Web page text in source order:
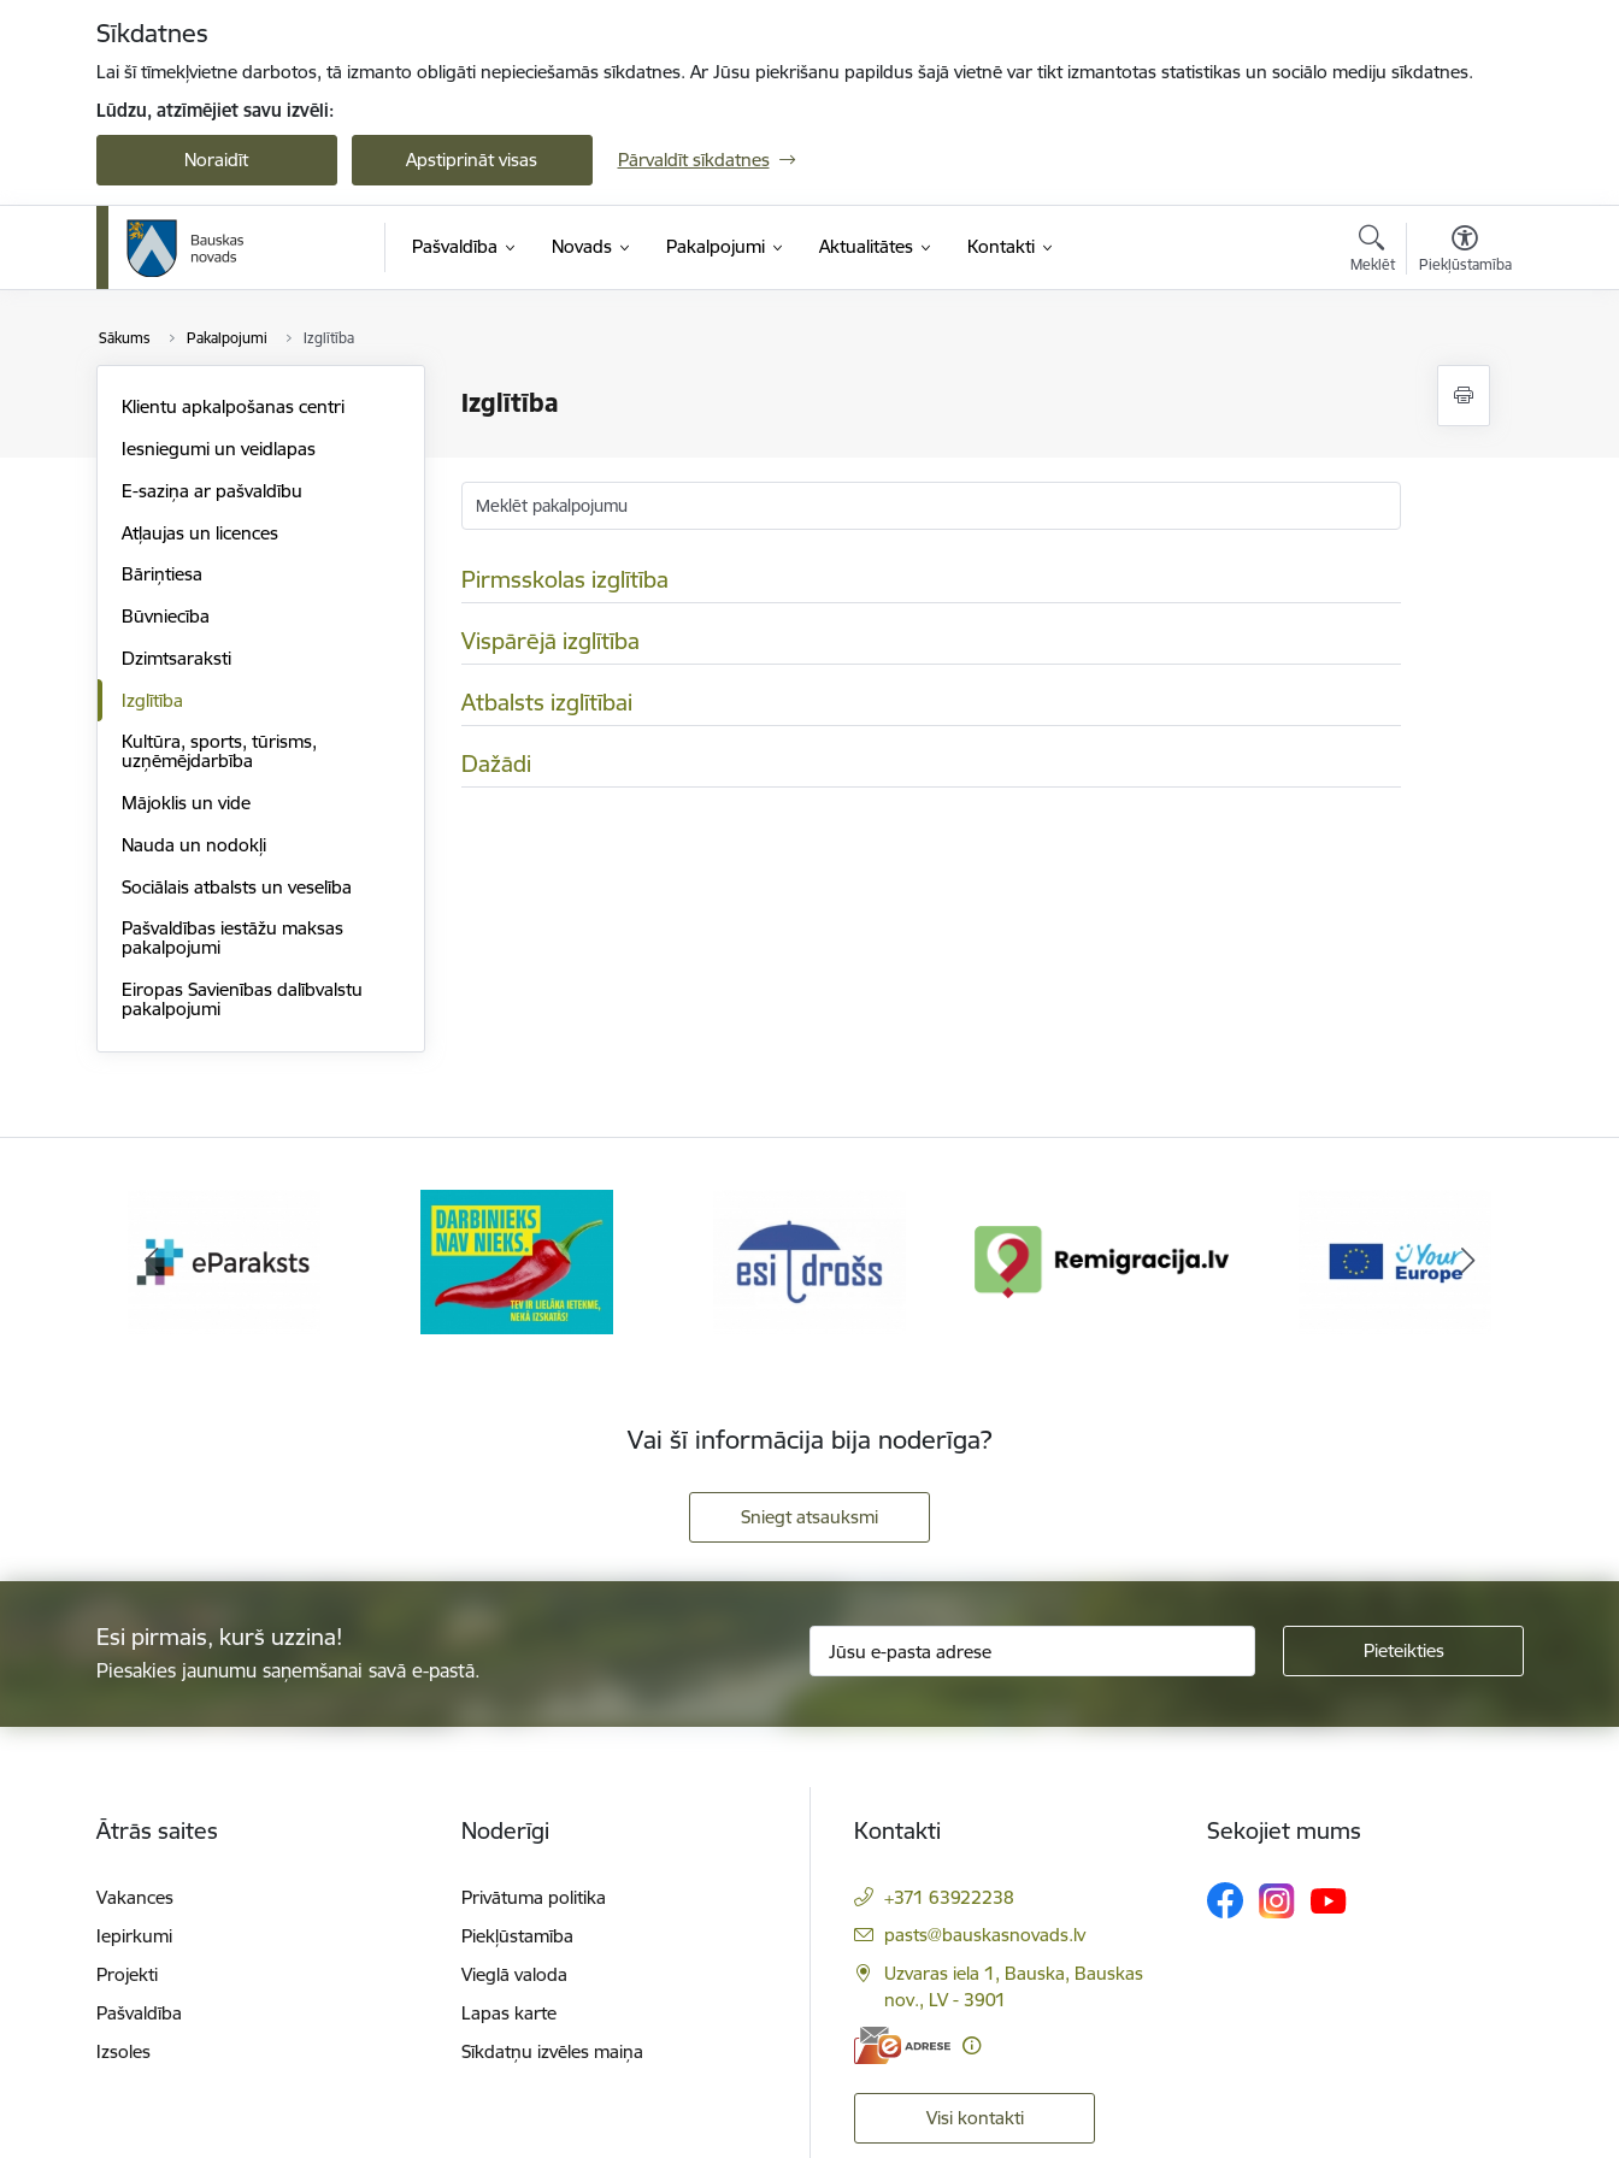
Sīkdatnes
Lai šī tīmekļvietne darbotos, tā izmanto obligāti nepieciešamās sīkdatnes. Ar Jūsu piekrišanu papildus šajā vietnē var tikt izmantotas statistikas un sociālo mediju sīkdatnes.
Lūdzu, atzīmējiet savu izvēli:
Noraidīt Apstiprināt visas Pārvaldīt sīkdatnes
Pašvaldība Novads Pakalpojumi Aktualitātes Kontakti
Meklēt Piekļūstamība
Sākums Pakalpojumi Izglītība
Izglītība
Klientu apkalpošanas centri
Iesniegumi un veidlapas
E-saziņa ar pašvaldību
Atļaujas un licences
Bāriņtiesa
Būvniecība
Dzimtsaraksti
Izglītība
Kultūra, sports, tūrisms,
uzņēmējdarbība
Mājoklis un vide
Nauda un nodokļi
Sociālais atbalsts un veselība
Pašvaldības iestāžu maksas
pakalpojumi
Eiropas Savienības dalībvalstu
pakalpojumi
Meklēt pakalpojumu
Pirmsskolas izglītība
Vispārējā izglītība
Atbalsts izglītībai
Dažādi
Vai šī informācija bija noderīga?
Sniegt atsauksmi
Esi pirmais, kurš uzzina!
Piesakies jaunumu saņemšanai savā e-pastā.
Ātrās saites
Vakances
Iepirkumi
Projekti
Pašvaldība
Izsoles
Noderīgi
Privātuma politika
Piekļūstamība
Vieglā valoda
Lapas karte
Sīkdatņu izvēles maiņa
Kontakti
+371 63922238
E-pasts:
pasts@bauskasnovads.lv
Uzvaras iela 1, Bauska, Bauskas
nov., LV - 3901
Visi kontakti
Sekojiet mums